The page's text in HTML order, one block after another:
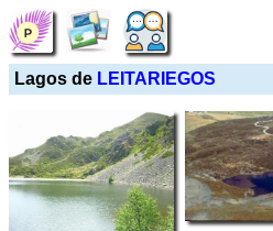
Lagos de LEITARIEGOS